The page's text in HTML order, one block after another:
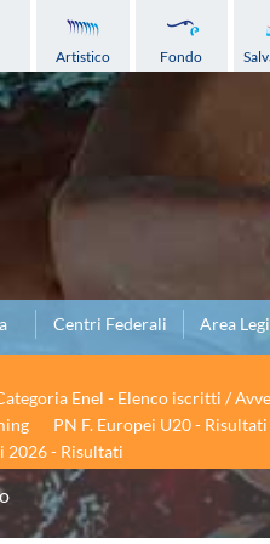
Artistico Fondo
Centri Federali Area
Enel - Elenco iscritti /
PN F. Europei U20 - Risultati
2026 - Risultati